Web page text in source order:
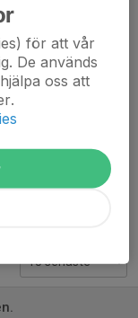
och alltid gör det
för att vår
De används
oss att